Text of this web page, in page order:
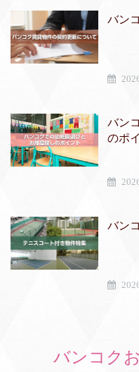
バン
バン
のポ
バン
バンコク